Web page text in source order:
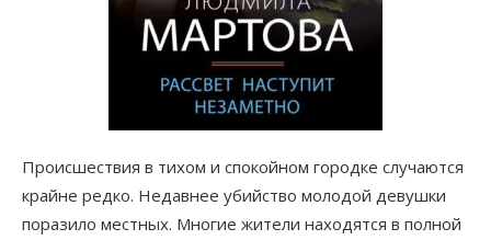
Происшествия в тихом и спокойном городке случаются
крайне редко. Недавнее убийство молодой девушки
поразило местных. Многие жители находятся в полной